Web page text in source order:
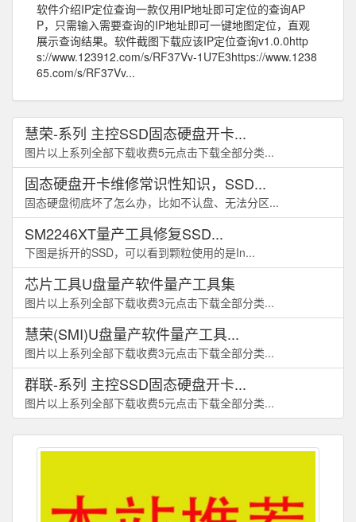
软件介绍IP定位查询一款仅用IP地址即可定位的查询AP
P，只需输入需要查询的IP地址即可一键地图定位，直观
展示查询结果。软件截图下载应该IP定位查询v1.0.0http
s://www.123912.com/s/RF37Vv-1U7E3https://www.1238
65.com/s/RF37Vv...
慧荣-系列 主控SSD固态硬盘开卡...
图片以上系列全部下载收费5元点击下载全部分类...
固态硬盘开卡维修常识性知识，SSD...
固态硬盘彻底坏了怎么办，比如不认盘、无法分区...
SM2246XT量产工具修复SSD...
下图是拆开的SSD，可以看到颗粒使用的是In...
芯片工具U盘量产软件量产工具集
图片以上系列全部下载收费3元点击下载全部分类...
慧荣(SMI)U盘量产软件量产工具...
图片以上系列全部下载收费3元点击下载全部分类...
群联-系列 主控SSD固态硬盘开卡...
图片以上系列全部下载收费5元点击下载全部分类...